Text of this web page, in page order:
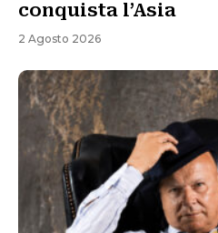
conquista l’Asia
2 Agosto 2026